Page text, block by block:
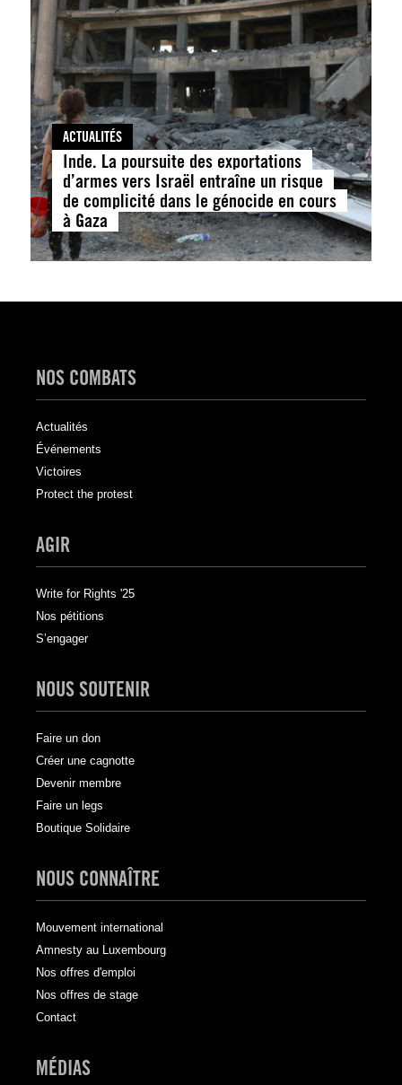
ACTUALITÉS
Inde. La poursuite des exportations
d’armes vers Israël entraîne un risque
de complicité dans le génocide en cours
à Gaza
NOS COMBATS
Actualités
Événements
Victoires
Protect the protest
AGIR
Write for Rights '25
Nos pétitions
S’engager
NOUS SOUTENIR
Faire un don
Créer une cagnotte
Devenir membre
Faire un legs
Boutique Solidaire
NOUS CONNAÎTRE
Mouvement international
Amnesty au Luxembourg
Nos offres d'emploi
Nos offres de stage
Contact
MÉDIAS